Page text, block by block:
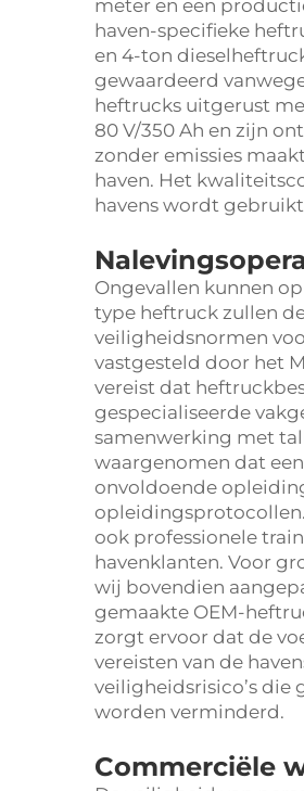
meter en een
haven-specifieke
en 4-ton
gewaardeerd
heftrucks uitgerust
80 V/350 Ah en zijn
zonder emissies
haven. Het
havens wordt
Ongevallen kunnen
type heftruck zullen
veiligheidsnormen
vastgesteld door het
vereist dat
gespecialiseerde
samenwerking met
waargenomen dat
onvoldoende
ook professionele
havenklanten. Voor
wij bovendien
gemaakte OEM-
zorgt ervoor dat de
vereisten van de
veiligheidsrisico’s
worden verminderd.
Commerciële